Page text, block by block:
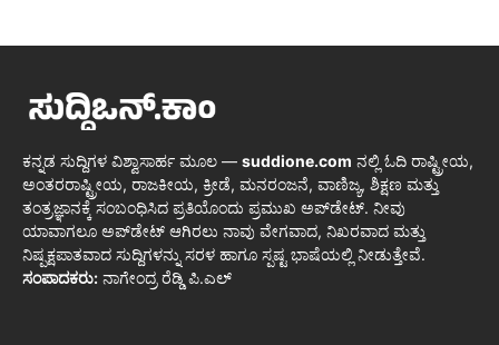
ಕನ್ನಡ ಸುದ್ದಿಗಳ ವಿಶ್ವಾಸಾರ್ಹ ಮೂಲ — suddione.com ನಲ್ಲಿ ಓದಿ ರಾಷ್ಟ್ರೀಯ,
ಅಂತರರಾಷ್ಟ್ರೀಯ, ರಾಜಕೀಯ, ಕ್ರೀಡೆ, ಮನರಂಜನೆ, ವಾಣಿಜ್ಯ, ಶಿಕ್ಷಣ ಮತ್ತು
ತಂತ್ರಜ್ಞಾನಕ್ಕೆ ಸಂಬಂಧಿಸಿದ ಪ್ರತಿಯೊಂದು ಪ್ರಮುಖ ಅಪ್‌ಡೇಟ್. ನೀವು
ಯಾವಾಗಲೂ ಅಪ್‌ಡೇಟ್ ಆಗಿರಲು ನಾವು ವೇಗವಾದ, ನಿಖರವಾದ ಮತ್ತು
ನಿಷ್ಪಕ್ಷಪಾತವಾದ ಸುದ್ದಿಗಳನ್ನು ಸರಳ ಹಾಗೂ ಸ್ಪಷ್ಟ ಭಾಷೆಯಲ್ಲಿ ನೀಡುತ್ತೇವೆ.
ಸಂಪಾದಕರು: ನಾಗೇಂದ್ರ ರೆಡ್ಡಿ ಪಿ.ಎಲ್